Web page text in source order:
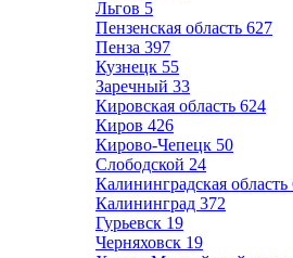
Льгов 5
Пензенская область 627
Пенза 397
Кузнецк 55
Заречный 33
Кировская область 624
Киров 426
Кирово-Чепецк 50
Слободской 24
Калининградская область
Калининград 372
Гурьевск 19
Черняховск 19